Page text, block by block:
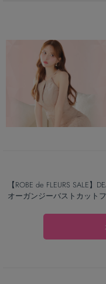
【ROBE de FLEURS SALE
オーガンジーバストカット